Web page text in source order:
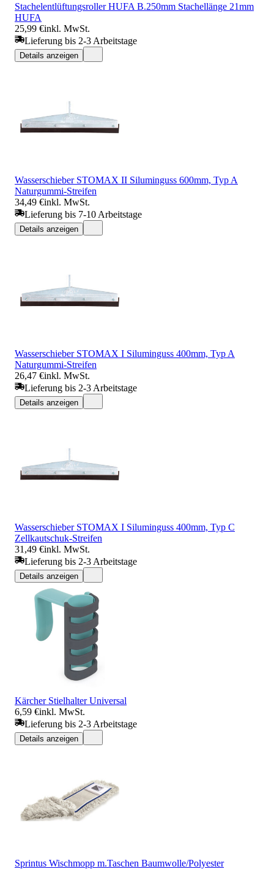
Stachelentlüftungsroller HUFA B.250mm Stachellänge 21mm
HUFA
25,99 €inkl. MwSt.
Lieferung bis 2-3 Arbeitstage
Details anzeigen
Wasserschieber STOMAX II Siluminguss 600mm, Typ A
Naturgummi-Streifen
34,49 €inkl. MwSt.
Lieferung bis 7-10 Arbeitstage
Details anzeigen
Wasserschieber STOMAX I Siluminguss 400mm, Typ A
Naturgummi-Streifen
26,47 €inkl. MwSt.
Lieferung bis 2-3 Arbeitstage
Details anzeigen
Wasserschieber STOMAX I Siluminguss 400mm, Typ C
Zellkautschuk-Streifen
31,49 €inkl. MwSt.
Lieferung bis 2-3 Arbeitstage
Details anzeigen
Kärcher Stielhalter Universal
6,59 €inkl. MwSt.
Lieferung bis 2-3 Arbeitstage
Details anzeigen
Sprintus Wischmopp m.Taschen Baumwolle/Polyester